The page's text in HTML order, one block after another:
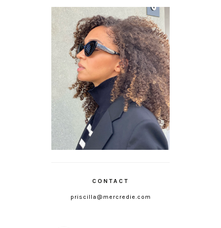
CONTACT
priscilla@mercredie.com